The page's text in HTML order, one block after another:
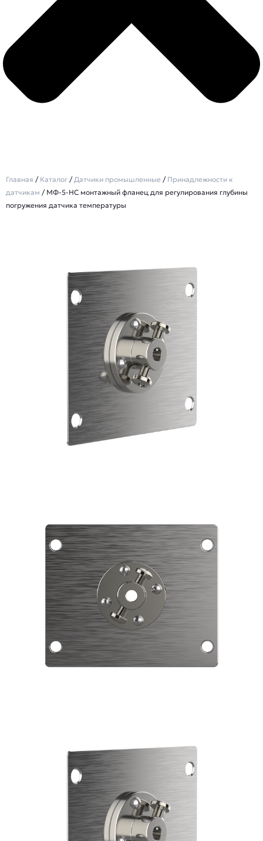
Главная / Каталог /Датчики промышленные / Принадлежности к
датчикам / МФ-5-НС монтажный фланец для регулирования глубины
погружения датчика температуры